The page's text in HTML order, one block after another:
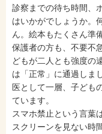
診察までの待ち時間、
はいかがでしょうか。
ん。絵本もたくさん準
保護者の方も、不要不
どもが二人とも強度の
は「正常」に通過しま
医として一層、子ども
ています。
スマホ禁止という言葉
スクリーンを見ない時